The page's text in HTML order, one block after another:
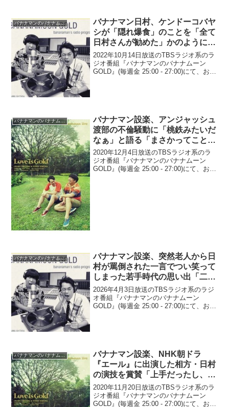
バナナマンのバナナムーンGOLD
バナナマン日村、ケンドーコバヤ
シが「隠れ爆食」のことを「全て
日村さんが勧めた」かのように語
ることで激怒「そこが俺は許せな
いよ」
2022年10月14日放送のTBSラジオ系のラ
ジオ番組『バナナマンのバナナムーン
GOLD』(毎週金 25:00 - 27:00)にて、お笑
バナナマンのバナナムーンGOLD
バナナマン設楽、アンジャッシュ
渡部の不倫騒動に「桃鉄みたいだ
なぁ」と語る「まさかってことが
ある」「このまま行けると思って
も、落とし穴があったり」
2020年12月4日放送のTBSラジオ系のラ
ジオ番組『バナナマンのバナナムーン
GOLD』(毎週金 25:00 - 27:00)にて、お笑
バナナマンのバナナムーンGOLD
バナナマン設楽、突然老人から日
村が罵倒された一言でつい笑って
しまった若手時代の思い出「二人
で駅前で、スタッフさん待って
て…」
2026年4月3日放送のTBSラジオ系のラジ
オ番組『バナナマンのバナナムーン
GOLD』(毎週金 25:00 - 27:00)にて、お笑
バナナマンのバナナムーンGOLD
バナナマン設楽、NHK朝ドラ
『エール』に出演した相方・日村
の演技を賞賛「上手だったし、日
村さんだなって感じだった」
2020年11月20日放送のTBSラジオ系のラ
ジオ番組『バナナマンのバナナムーン
GOLD』(毎週金 25:00 - 27:00)にて、お笑